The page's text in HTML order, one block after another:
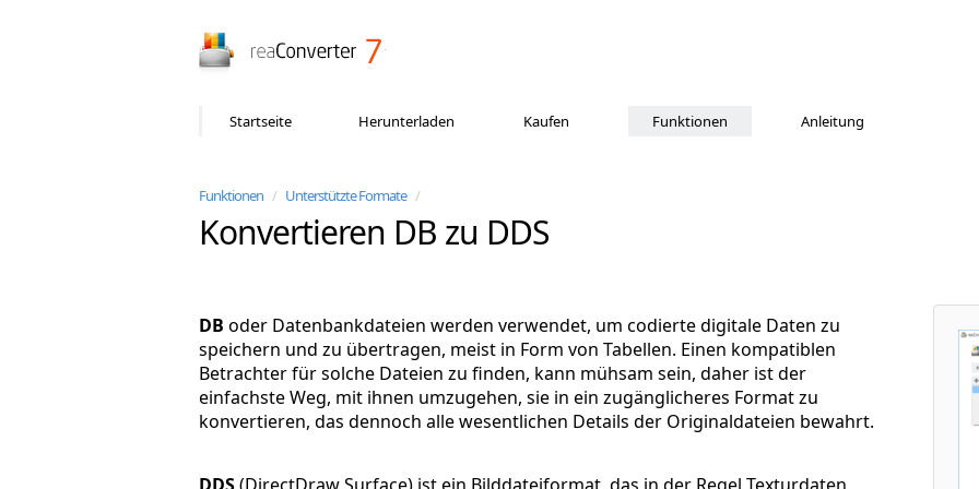
Startseite Herunterladen Kaufen Funktionen Anleitung
Funktionen / Unterstützte Formate /
Konvertieren DB zu DDS
DB oder Datenbankdateien werden verwendet, um codierte digitale Daten zu
speichern und zu übertragen, meist in Form von Tabellen. Einen kompatiblen
Betrachter für solche Dateien zu finden, kann mühsam sein, daher ist der
einfachste Weg, mit ihnen umzugehen, sie in ein zugänglicheres Format zu
konvertieren, das dennoch alle wesentlichen Details der Originaldateien bewahrt.